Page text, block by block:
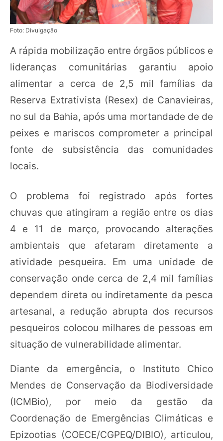
Foto: Divulgação
A rápida mobilização entre órgãos públicos e
lideranças comunitárias garantiu apoio
alimentar a cerca de 2,5 mil famílias da
Reserva Extrativista (Resex) de Canavieiras,
no sul da Bahia, após uma mortandade de de
peixes e mariscos comprometer a principal
fonte de subsistência das comunidades
locais.
O problema foi registrado após fortes
chuvas que atingiram a região entre os dias
4 e 11 de março, provocando alterações
ambientais que afetaram diretamente a
atividade pesqueira. Em uma unidade de
conservação onde cerca de 2,4 mil famílias
dependem direta ou indiretamente da pesca
artesanal, a redução abrupta dos recursos
pesqueiros colocou milhares de pessoas em
situação de vulnerabilidade alimentar.
Diante da emergência, o Instituto Chico
Mendes de Conservação da Biodiversidade
(ICMBio), por meio da gestão da
Coordenação de Emergências Climáticas e
Epizootias (COECE/CGPEQ/DIBIO), articulou,